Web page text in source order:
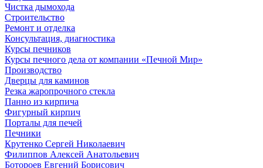
Чистка дымохода
Строительство
Ремонт и отделка
Консультация, диагностика
Курсы печников
Курсы печного дела от компании «Печной Мир»
Производство
Дверцы для каминов
Резка жаропрочного стекла
Панно из кирпича
Фигурный кирпич
Порталы для печей
Печники
Крутенко Сергей Николаевич
Филиппов Алексей Анатольевич
Ботороев Евгений Борисович